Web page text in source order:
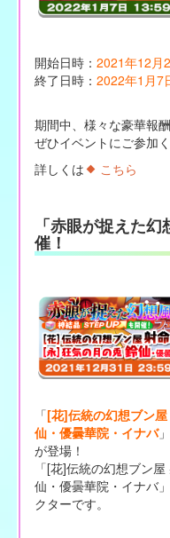
開始日時： 2021年12月
終了日時： 2022年1月7
期間中、様々な豪華報
ぜひイベントにご参加く
詳しくは
こちら
「赤眼が捉えた
催！
「[花]伝統の幻想ブン
仙・優曇華院・イナバ
が登場！
「[花]伝統の幻想ブン
仙・優曇華院・イナバ
クターです。